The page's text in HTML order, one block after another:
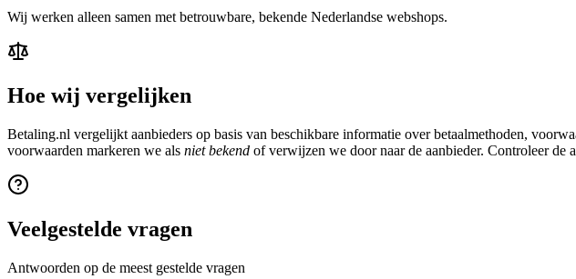
Wij werken alleen samen met betrouwbare, bekende Nederlandse webshops.
Hoe wij vergelijken
Betaling.nl vergelijkt aanbieders op basis van beschikbare informatie over betaalmethoden,
voorwaarden markeren we als niet bekend of verwijzen we door naar de aanbieder. Controleer de
Veelgestelde vragen
Antwoorden op de meest gestelde vragen